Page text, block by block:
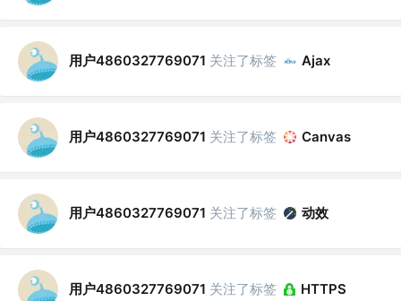
用户4860327769071 关注了标签 Ajax
用户4860327769071 关注了标签 Canvas
用户4860327769071 关注了标签 动效
用户4860327769071 关注了标签 HTTPS